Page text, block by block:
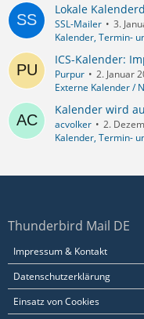
Lokale
SSL-Mailer
3.
Kalender, Termin-
ICS-Kalender:
Purpur
2. Januar
Externe Kalender /
Kalender wird
acvolker
2.
Kalender, Termin-
Thunderbird Mail DE
Impressum & Kontakt
Datenschutzerklärung
Einsatz von Cookies